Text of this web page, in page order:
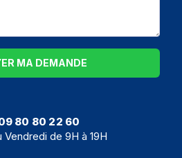
MA DEMANDE
80 80 22 60
Vendredi de 9H à 19H